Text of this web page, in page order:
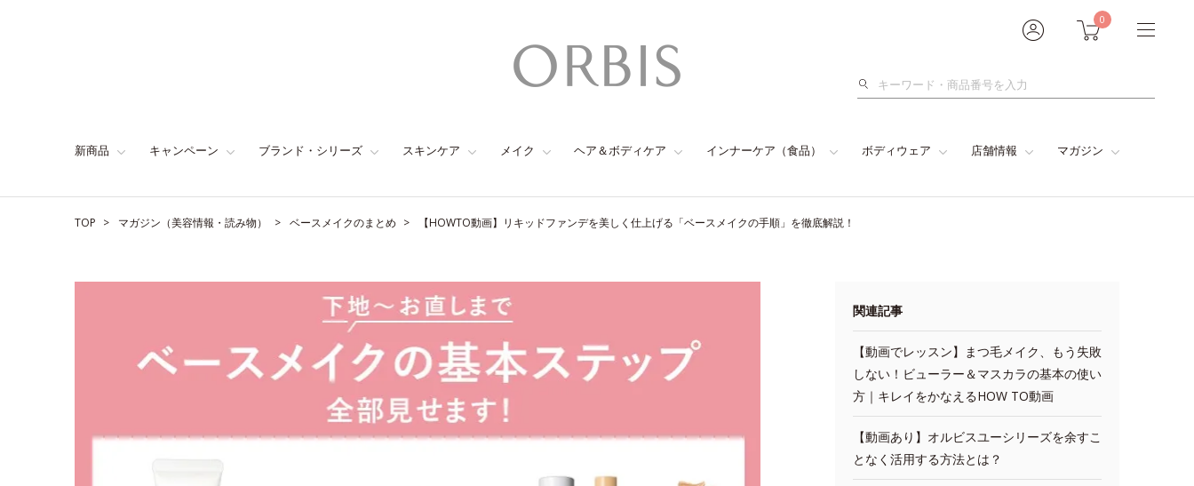
0
検
新商品 キャンペーン ブランド・シリーズ スキンケア メイク ヘア＆ボディケア インナーケア（食品） ボディウェア 店舗情報 マガジン
TOP マガジン（美容情報・読み物） ベースメイクのまとめ 【HOWTO動画】リキッドファンデを美しく仕上げる「ベースメイクの手順」を徹底解説！
関連記事
【動画でレッスン】まつ毛メイク、もう失敗
しない！ビューラー＆マスカラの基本の使い
方｜キレイをかなえるHOW TO動画
【動画あり】オルビスユーシリーズを余すこ
となく活用する方法とは？